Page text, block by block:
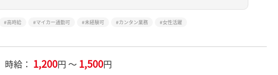
高時給 マイカー通勤可 未経験可 カンタン業務
女性活躍
時給： 1,200円 ～ 1,500円